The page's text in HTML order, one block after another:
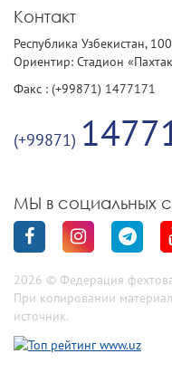
Контакт
Республика Узбекистан,
Ориентир: Стадион
Факс : (+99871) 1477171
(+99871)
МЫ в социальных
2026 © Федерация
При копировании
источник.